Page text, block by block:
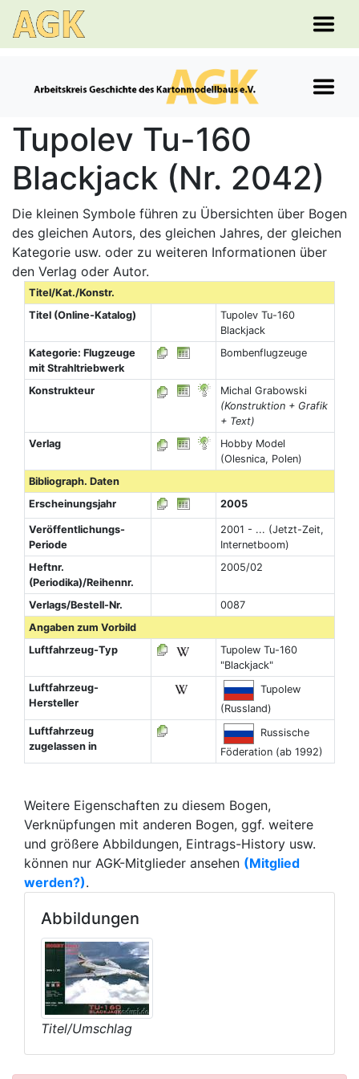
Tupolev Tu-160
Blackjack (Nr. 2042)
Die kleinen Symbole führen zu Übersichten über Bogen
des gleichen Autors, des gleichen Jahres, der gleichen
Kategorie usw. oder zu weiteren Informationen über
den Verlag oder Autor.
Titel/Kat./Konstr.
Titel (Online-Katalog)
Tupolev Tu-160
Blackjack
Kategorie: Flugzeuge
mit Strahltriebwerk
Bombenflugzeuge
Konstrukteur
Michal Grabowski
(Konstruktion + Grafik
+ Text)
Verlag
Hobby Model
(Olesnica, Polen)
Bibliograph. Daten
Erscheinungsjahr
2005
Veröffentlichungs-
Periode
2001 - ... (Jetzt-Zeit,
Internetboom)
Heftnr.
(Periodika)/Reihennr.
2005/02
Verlags/Bestell-Nr.
0087
Angaben zum Vorbild
Luftfahrzeug-Typ
Tupolew Tu-160
"Blackjack"
Luftfahrzeug-
Hersteller
Tupolew
(Russland)
Luftfahrzeug
zugelassen in
Russische
Föderation (ab 1992)
Weitere Eigenschaften zu diesem Bogen,
Verknüpfungen mit anderen Bogen, ggf. weitere
und größere Abbildungen, Eintrags-History usw.
können nur AGK-Mitglieder ansehen (Mitglied
werden?).
Abbildungen
Titel/Umschlag